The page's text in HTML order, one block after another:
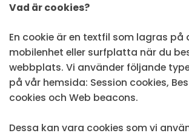
Vad är cookies?
En cookie är en textfil som lagras på
mobilenhet eller surfplatta när du
webbplats. Vi använder följande
på vår hemsida: Session cookies,
cookies och Web beacons.
Dessa kan vara cookies som vi